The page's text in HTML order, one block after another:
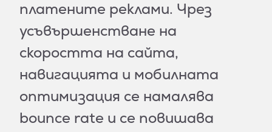
платените реклами. Чрез
усъвършенстване на
скоростта на сайта,
навигацията и мобилната
оптимизация се намалява
bounce rate и се повишава